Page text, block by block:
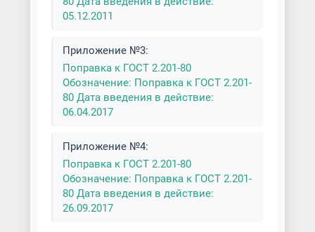
05.12.2011
Приложение №3:
Поправка к ГОСТ 2.201-80
Обозначение: Поправка к ГОСТ 2.201-
80 Дата введения в действие:
06.04.2017
Приложение №4:
Поправка к ГОСТ 2.201-80
Обозначение: Поправка к ГОСТ 2.201-
80 Дата введения в действие:
26.09.2017